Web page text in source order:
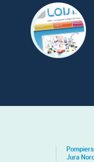
Jura